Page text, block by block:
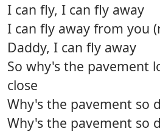
I can fly, I can fly away
I can fly away from you
Daddy, I can fly away
So why's the pavement
close
Why's the pavement so
Why's the pavement so